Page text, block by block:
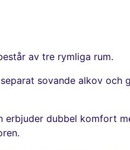
av tre rymliga rum.
sovande alkov och
dubbel komfort